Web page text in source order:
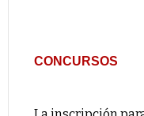
CONCURSOS